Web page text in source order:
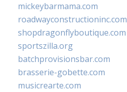
mickeybarmama.com
roadwayconstructioninc.com
shopdragonflyboutique.com
sportszilla.org
batchprovisionsbar.com
brasserie-gobette.com
musicrearte.com